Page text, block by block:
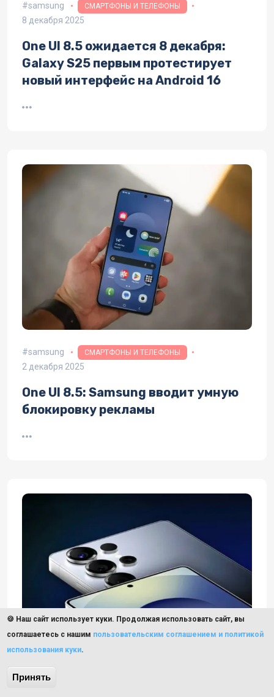
samsung СМАРТФОНЫ И ТЕЛЕФОНЫ
8 декабря 2025
One UI 8.5 ожидается 8 декабря:
Galaxy S25 первым протестирует
новый интерфейс на Android 16
samsung СМАРТФОНЫ И ТЕЛЕФОНЫ
2 декабря 2025
One UI 8.5: Samsung вводит умную
блокировку рекламы
samsung
🍪 Наш сайт использует куки. Продолжая использовать сайт, вы
соглашаетесь с нашим пользовательским соглашением и политикой
использования куки.
Принять